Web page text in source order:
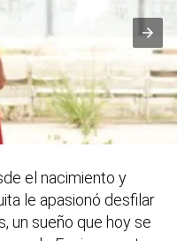
el nacimiento y
le apasionó desfilar
un sueño que hoy se